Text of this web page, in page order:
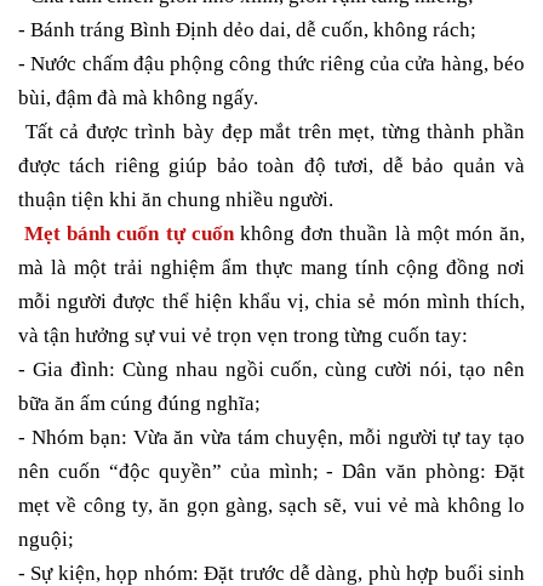
- Bánh tráng Bình Định dẻo dai, dễ cuốn, không rách;
- Nước chấm đậu phộng công thức riêng của cửa hàng, béo
bùi, đậm đà mà không ngấy.
Tất cả được trình bày đẹp mắt trên mẹt, từng thành phần
được tách riêng giúp bảo toàn độ tươi, dễ bảo quản và
thuận tiện khi ăn chung nhiều người.
Mẹt bánh cuốn tự cuốnkhông đơn thuần là một món ăn,
mà là một trải nghiệm ẩm thực mang tính cộng đồng nơi
mỗi người được thể hiện khẩu vị, chia sẻ món mình thích,
và tận hưởng sự vui vẻ trọn vẹn trong từng cuốn tay:
- Gia đình: Cùng nhau ngồi cuốn, cùng cười nói, tạo nên
bữa ăn ấm cúng đúng nghĩa;
- Nhóm bạn: Vừa ăn vừa tám chuyện, mỗi người tự tay tạo
nên cuốn “độc quyền” của mình; - Dân văn phòng: Đặt
mẹt về công ty, ăn gọn gàng, sạch sẽ, vui vẻ mà không lo
nguội;
- Sự kiện, họp nhóm: Đặt trước dễ dàng, phù hợp buổi sinh